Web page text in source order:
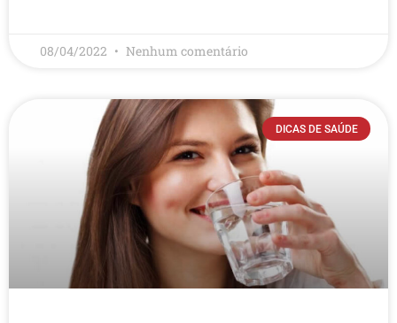
08/04/2022 Nenhum comentário
DICAS DE SAÚDE